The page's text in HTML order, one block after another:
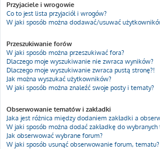
Przyjaciele i wrogowie
Co to jest lista przyjaciół i wrogów?
W jaki sposób można dodawać/usuwać
Przeszukiwanie forów
W jaki sposób można przeszukiwać fora?
Dlaczego moje wyszukiwanie nie zwraca wyników?
Dlaczego moje wyszukiwanie zwraca pustą stronę?!
Jak można wyszukać użytkowników?
W jaki sposób można znaleźć swoje posty i tematy?
Obserwowanie tematów i zakładki
Jaka jest różnica między dodaniem zakładki a
W jaki sposób można dodać zakładkę do
Jak obserwować wybrane forum?
W jaki sposób usunąć obserwowanie forum, tematu?